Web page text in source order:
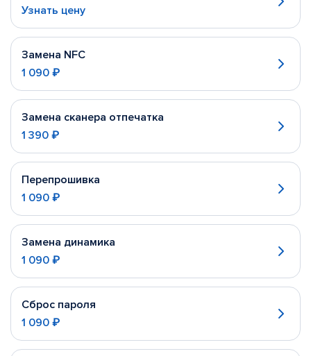
Узнать цену
Замена NFC
1 090 ₽
Замена сканера отпечатка
1 390 ₽
Перепрошивка
1 090 ₽
Замена динамика
1 090 ₽
Сброс пароля
1 090 ₽